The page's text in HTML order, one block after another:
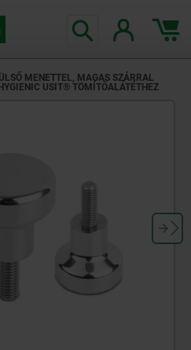
MENETTEL, MAGAS SZÁRRAL
USIT® TÖMÍTŐALÁTÉTHEZ